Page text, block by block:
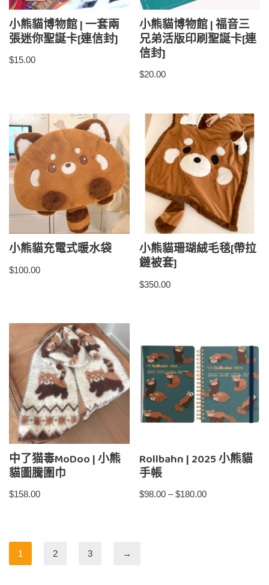
小熊貓博物館 | 一套兩
張迷你聖誕卡[連信封]
$15.00
小熊貓博物館 | 福音三
兄弟活版印刷聖誕卡[連
信封]
$20.00
小熊貓充電式暖水袋
$100.00
小熊貓珊瑚絨毛毯[帶拉
鏈被套]
$350.00
中了猫毒MoDoo | 小熊
貓圖騰圍巾
$158.00
Rollbahn | 2025 小熊貓
手帳
$98.00 – $180.00
1 2 3 →